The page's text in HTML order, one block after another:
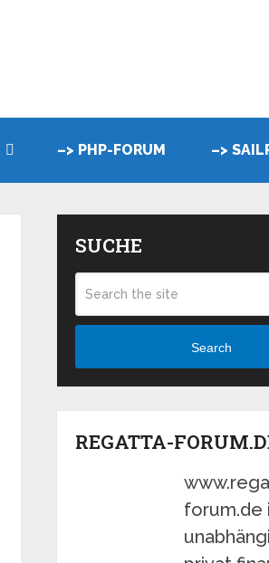
–> PHP-FORUM –>
SUCHE
Search
REGATTA-
forum.de